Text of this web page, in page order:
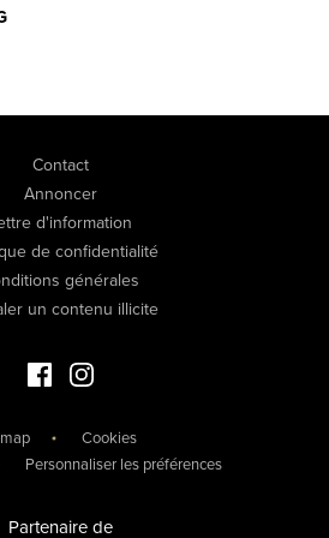
Contact
Annoncer
d'information
de confidentialité
générales
un contenu illicite
Facebook Immo de Luxe
Instagram Immo de Luxe
Cookies
Personnaliser les préférences
Partenaire de